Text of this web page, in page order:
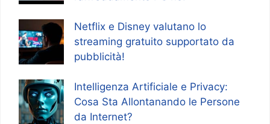
Netflix e Disney valutano lo
streaming gratuito supportato da
pubblicità!
Intelligenza Artificiale e Privacy:
Cosa Sta Allontanando le Persone
da Internet?